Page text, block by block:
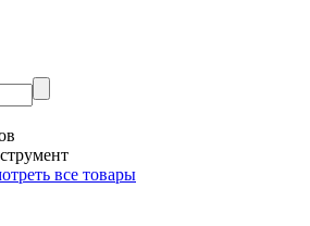
все товары